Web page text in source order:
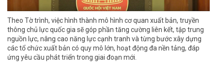
Theo Tờ trình, việc hình thành mô hình cơ quan xuất bản, truyền
thông chủ lực quốc gia sẽ góp phần tăng cường liên kết, tập trung
nguồn lực, nâng cao năng lực cạnh tranh và từng bước xây dựng
các tổ chức xuất bản có quy mô lớn, hoạt động đa nền tảng, đáp
ứng yêu cầu phát triển trong giai đoạn mới.